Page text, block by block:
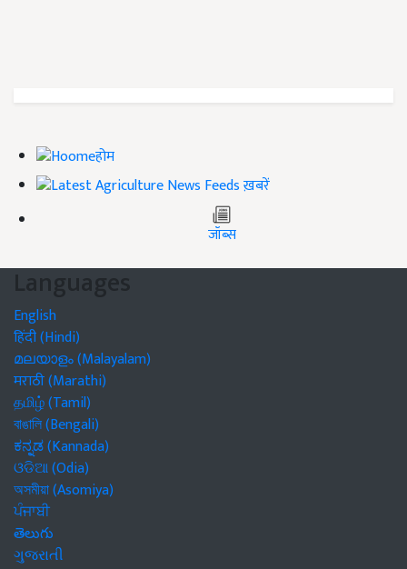
होम
ख़बरें
जॉब्स
Languages
English
हिंदी (Hindi)
മലയാളം (Malayalam)
मराठी (Marathi)
தமிழ் (Tamil)
বাঙালি (Bengali)
ಕನ್ನಡ (Kannada)
ଓଡିଆ (Odia)
অসমীয়া (Asomiya)
ਪੰਜਾਬੀ
తెలుగు
ગુજરાતી